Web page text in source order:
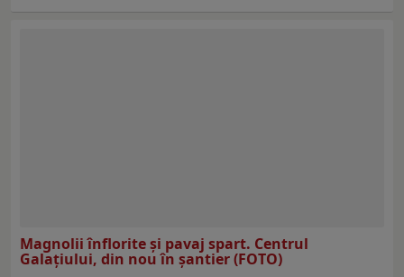
Magnolii înflorite și pavaj spart. Centrul
Galațiului, din nou în șantier (FOTO)